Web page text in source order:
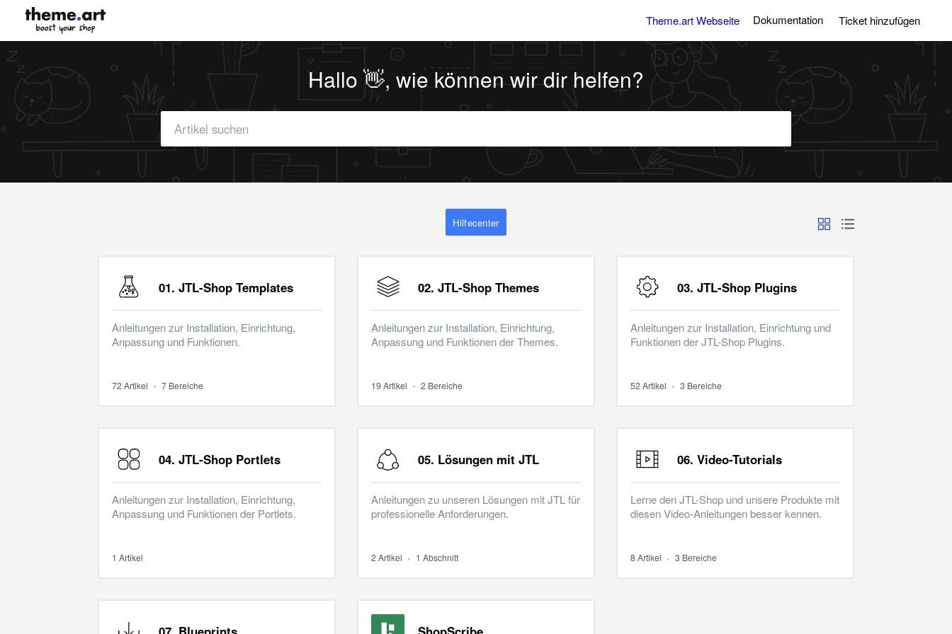
Theme.art Webseite Dokumentation Ticket hinzufügen
Hallo 👋, wie können wir dir helfen?
Hilfecenter
01. JTL-Shop Templates
Anleitungen zur Installation, Einrichtung,
Anpassung und Funktionen.
72 Artikel 7 Bereiche
02. JTL-Shop Themes
Anleitungen zur Installation, Einrichtung,
Anpassung und Funktionen der Themes.
19 Artikel 2 Bereiche
03. JTL-Shop Plugins
Anleitungen zur Installation, Einrichtung und
Funktionen der JTL-Shop Plugins.
52 Artikel 3 Bereiche
04. JTL-Shop Portlets
Anleitungen zur Installation, Einrichtung,
Anpassung und Funktionen der Portlets.
1 Artikel
05. Lösungen mit JTL
Anleitungen zu unseren Lösungen mit JTL für
professionelle Anforderungen.
2 Artikel 1 Abschnitt
06. Video-Tutorials
Lerne den JTL-Shop und unsere Produkte mit
diesen Video-Anleitungen besser kennen.
8 Artikel 3 Bereiche